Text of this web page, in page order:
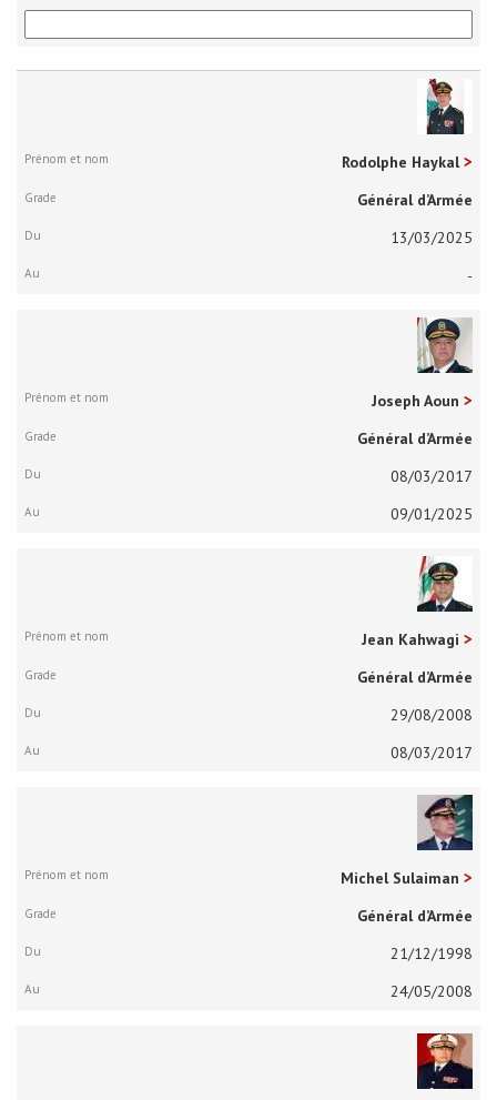
nom
Grade
Du
Au
Rodolphe Haykal
Général d’Armée
13/03/2025
-
Joseph Aoun
Général d’Armée
08/03/2017
09/01/2025
Jean Kahwagi
Général d’Armée
29/08/2008
08/03/2017
Michel Sulaiman
Général d’Armée
21/12/1998
24/05/2008